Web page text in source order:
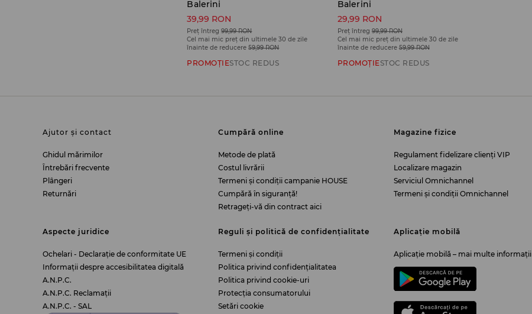
Balerini
39,99 RON
Preț întreg 99,99 RON
Cel mai mic preț din ultimele 30 de zile
înainte de reducere 59,99 RON
PROMOȚIESTOC REDUS
Balerini
29,99 RON
Preț întreg 99,99 RON
Cel mai mic preț din ultimele 30 de zile
înainte de reducere 59,99 RON
PROMOȚIESTOC REDUS
Ajutor și contact
Ghidul mărimilor
Întrebări frecvente
Plângeri
Returnări
Cumpără online
Metode de plată
Costul livrării
Termeni și condiții campanie HOUSE
Cumpără în siguranță!
Retrageți-vă din contract aici
Magazine fizice
Regulament fidelizare clienți VIP
Localizare magazin
Serviciul Omnichannel
Termeni și condiții Omnichannel
Aspecte juridice
Ochelari - Declarație de conformitate UE
Informații despre accesibilitatea digitală
A.N.P.C.
A.N.P.C. Reclamații
A.N.P.C. - SAL
Reguli și politică de confidențialitate
Termeni și condiții
Politica privind confidențialitatea
Politica privind cookie-uri
Protecția consumatorului
Setări cookie
Aplicație mobilă
Aplicație mobilă – mai multe informații